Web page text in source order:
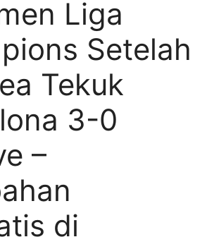
Liga
Setelah
Tekuk
3-0
–
di